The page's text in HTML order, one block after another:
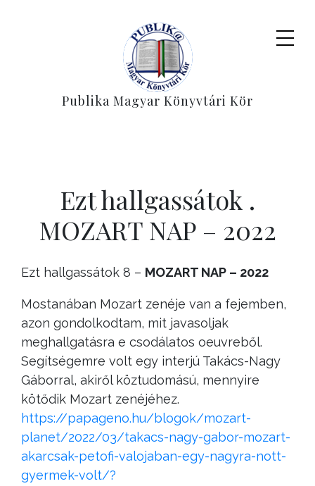
Publika Magyar Könyvtári Kör
Ezt hallgassátok .
MOZART NAP – 2022
Ezt hallgassátok 8 – MOZART NAP – 2022
Mostanában Mozart zenéje van a fejemben,
azon gondolkodtam, mit javasoljak
meghallgatásra e csodálatos oeuvreből.
Segítségemre volt egy interjú Takács-Nagy
Gáborral, akiről köztudomású, mennyire
kötődik Mozart zenéjéhez.
https://papageno.hu/blogok/mozart-
planet/2022/03/takacs-nagy-gabor-mozart-
akarcsak-petofi-valojaban-egy-nagyra-nott-
gyermek-volt/?